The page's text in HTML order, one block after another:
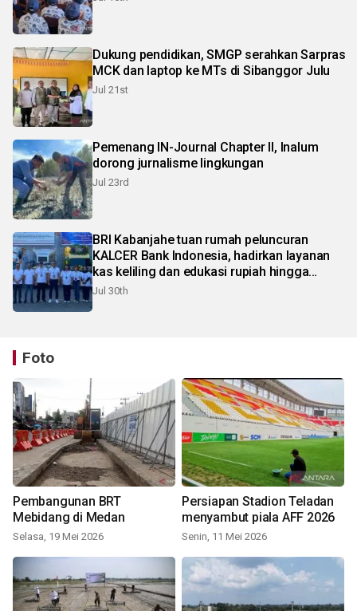
Dukung pendidikan, SMGP serahkan Sarpras
MCK dan laptop ke MTs di Sibanggor Julu
Jul 21st
Pemenang IN-Journal Chapter II, Inalum
dorong jurnalisme lingkungan
Jul 23rd
BRI Kabanjahe tuan rumah peluncuran
KALCER Bank Indonesia, hadirkan layanan
kas keliling dan edukasi rupiah hingga
pelosok Karo
Jul 30th
Foto
Pembangunan BRT
Mebidang di Medan
Selasa, 19 Mei 2026
Persiapan Stadion Teladan
menyambut piala AFF 2026
Senin, 11 Mei 2026